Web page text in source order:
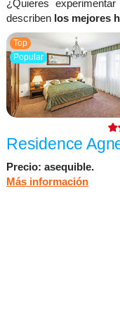
¿Quieres
describen los mejores
Top
Popular
Residence
Precio: asequible.
Más información